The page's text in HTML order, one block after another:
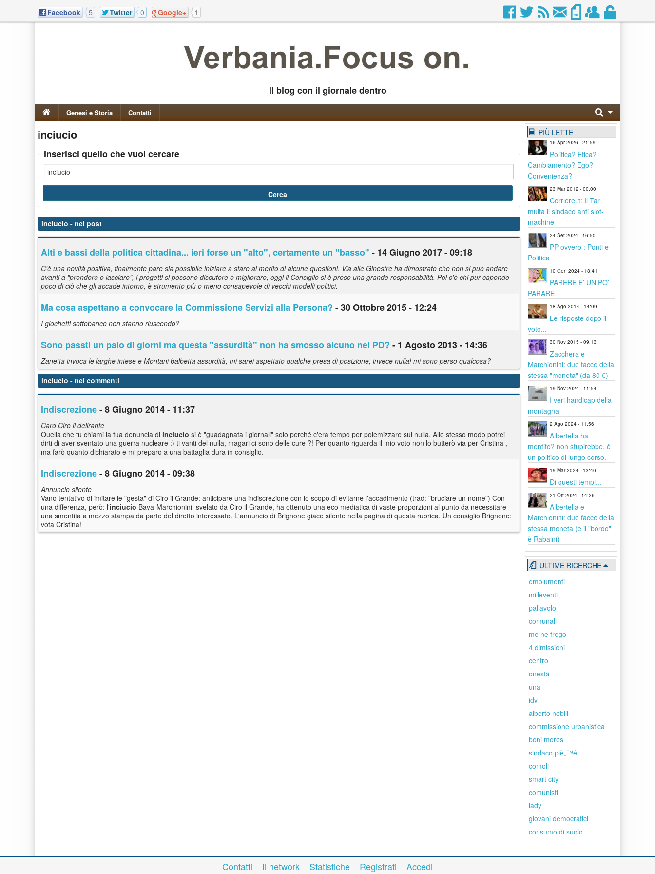
Facebook 5 Twitter 0 Google+ 1
Il blog con il giornale dentro
Genesi e Storia Contatti
inciucio
Inserisci quello che vuoi cercare
inciucio - nei post
Alti e bassi della politica cittadina... ieri forse un "alto", certamente un "basso" - 14 Giugno 2017 - 09:18
C'è una novità positiva, finalmente pare sia possibile iniziare a stare al merito di alcune questioni. Via alle Ginestre ha dimostrato che non si può andare
avanti a "prendere o lasciare", i progetti si possono discutere e migliorare, oggi il Consiglio si è preso una grande responsabilità. Poi c'è chi pur capendo
poco di ciò che gli accade intorno, è strumento più o meno consapevole di vecchi modelli politici.
Ma cosa aspettano a convocare la Commissione Servizi alla Persona? - 30 Ottobre 2015 - 12:24
I giochetti sottobanco non stanno riuscendo?
Sono passti un paio di giorni ma questa "assurdità" non ha smosso alcuno nel PD? - 1 Agosto 2013 - 14:36
Zanetta invoca le larghe intese e Montani balbetta assurdità, mi sarei aspettato qualche presa di posizione, invece nulla! mi sono perso qualcosa?
inciucio - nei commenti
Indiscrezione- 8 Giugno 2014 - 11:37
Caro Ciro il delirante
Quella che tu chiami la tua denuncia di inciucio si è "guadagnata i giornali" solo perché c'era tempo per polemizzare sul nulla. Allo stesso modo potrei
dirti di aver sventato una guerra nucleare :) ti vanti del nulla, magari ci sono delle cure ?! Per quanto riguarda il mio voto non lo butterò via per Cristina ,
ma farò quanto dichiarato e mi preparo a una battaglia dura in consiglio.
Indiscrezione- 8 Giugno 2014 - 09:38
Annuncio silente
Vano tentativo di imitare le "gesta" di Ciro il Grande: anticipare una indiscrezione con lo scopo di evitarne l'accadimento (trad: "bruciare un nome") Con
una differenza, però: l'inciucio Bava-Marchionini, svelato da Ciro il Grande, ha ottenuto una eco mediatica di vaste proporzioni al punto da necessitare
una smentita a mezzo stampa da parte del diretto interessato. L'annuncio di Brignone giace silente nella pagina di questa rubrica. Un consiglio Brignone:
vota Cristina!
PIÙ LETTE
16 Apr 2026 - 21:59
Politica? Etica?
Cambiamento? Ego?
Convenienza?
23 Mar 2012 - 00:00
Corriere.it: Il Tar
multa il sindaco anti slot-
machine
24 Set 2024 - 16:50
PP ovvero : Ponti e
Politica
10 Gen 2024 - 18:41
PARERE E’ UN PO’
PARARE
18 Ago 2014 - 14:09
Le risposte dopo il
voto...
30 Nov 2015 - 09:13
Zacchera e
Marchionini: due facce della
stessa "moneta" (da 80 €)
19 Nov 2024 - 11:54
I veri handicap della
montagna
2 Ago 2024 - 11:56
Albertella ha
mentito? non stupirebbe, è
un politico di lungo corso.
19 Mar 2024 - 13:40
Di questi tempi...
21 Ott 2024 - 14:26
Albertella e
Marchionini: due facce della
stessa moneta (e il "bordo"
è Rabaini)
ULTIME RICERCHE
emolumenti
milleventi
pallavolo
comunali
me ne frego
4 dimissioni
centro
onestã
una
idv
alberto nobili
commissione urbanistica
boni mores
sindaco piè„™é
comoli
smart city
comunisti
lady
giovani democratici
consumo di suolo
Contatti Il network Statistiche Registrati Accedi